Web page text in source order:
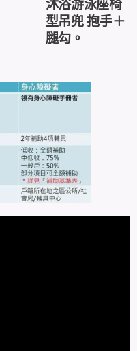
沐浴游泳座椅
型吊兜 抱手＋
腿勾。